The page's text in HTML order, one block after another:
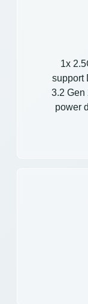
1x
support
3.2 Gen
power